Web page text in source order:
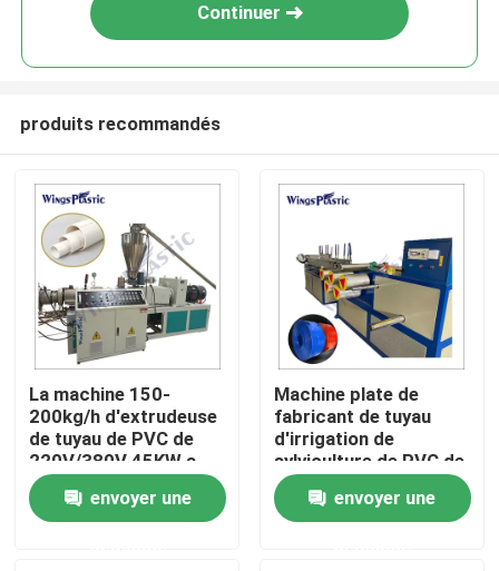
Maison
Produits
Continuer
produits recommandés
La machine 150-
200kg/h d'extrudeuse
de tuyau de PVC de
220V/380V 45KW a
produit
envoyer une
Machine plate de
fabricant de tuyau
d'irrigation de
sylviculture de PVC de
configuration de
tissu-renforcé
automatique de tuyau
envoyer une